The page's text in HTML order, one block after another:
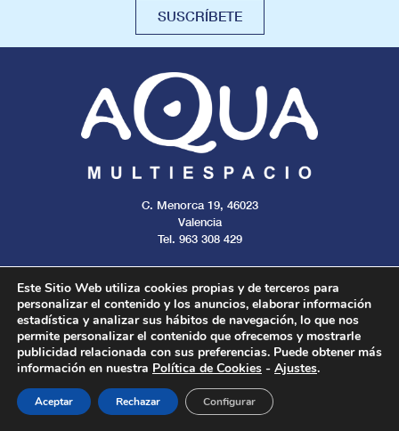
SUSCRÍBETE
C. Menorca 19, 46023
Valencia
Tel. 963 308 429
Todos los derechos reservados. 2024.
Aviso legal Cookies Privacidad
Este Sitio Web utiliza cookies propias y de terceros para
personalizar el contenido y los anuncios, elaborar información
estadística y analizar sus hábitos de navegación, lo que nos
permite personalizar el contenido que ofrecemos y mostrarle
publicidad relacionada con sus preferencias. Puede obtener más
información en nuestra Política de Cookies - Ajustes.
Aceptar Rechazar Configurar